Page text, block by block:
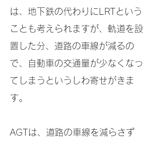
は、地下鉄の代わりにLRTという
ことも考えられますが、軌道を設
置した分、道路の車線が減るの
で、自動車の交通量が少なくなっ
てしまうというしわ寄せがきま
す。
AGTは、道路の車線を減らさず